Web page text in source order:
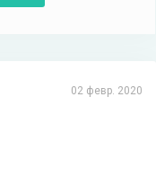
02 февр. 2020